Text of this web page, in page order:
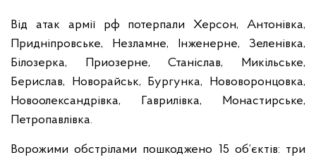
Від атак армії рф потерпали Херсон, Антонівка,
Придніпровське, Незламне, Інженерне, Зеленівка,
Білозерка, Приозерне, Станіслав, Микільське,
Берислав, Новорайськ, Бургунка, Нововоронцовка,
Новоолександрівка, Гаврилівка, Монастирське,
Петропавлівка.
Ворожими обстрілами пошкоджено 15 об’єктів: три